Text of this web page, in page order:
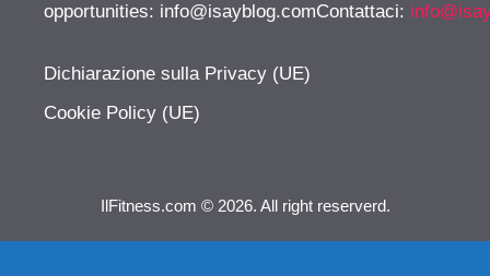
opportunities: info@isayblog.comContattaci:
Dichiarazione sulla Privacy (UE)
Cookie Policy (UE)
IlFitness.com © 2026. All right reserverd.